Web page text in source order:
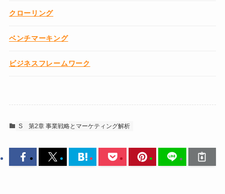
クローリング
ベンチマーキング
ビジネスフレームワーク
S 第2章 事業戦略とマーケティング解析